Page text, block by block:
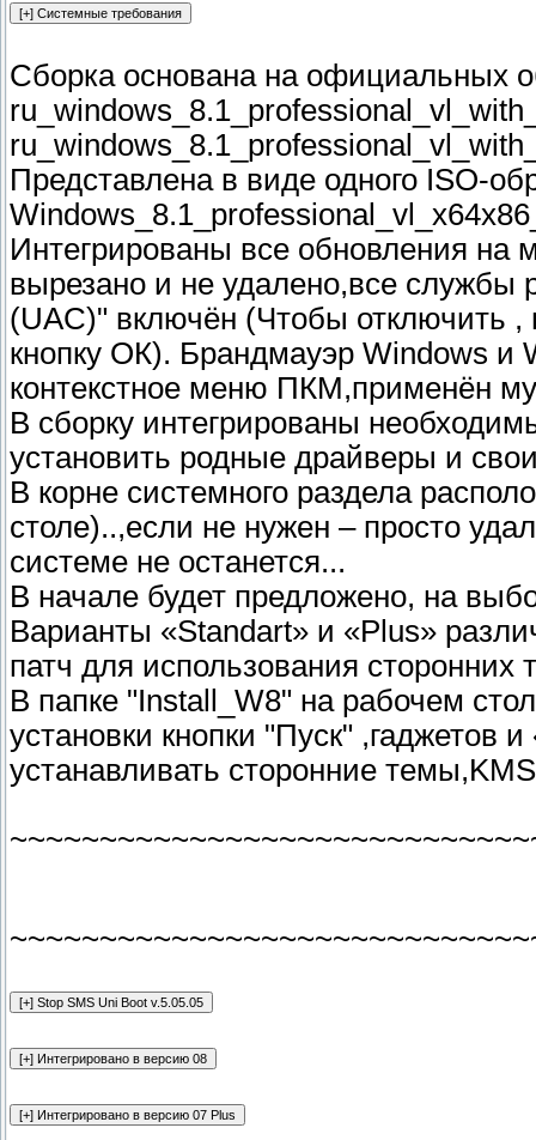
Сборка основана на официальных
Представлена в виде одного ISO-
Интегрированы все обновления на
вырезано и не удалено,все службы
(UAC)" включён (Чтобы отключить
кнопку ОК). Брандмауэр Windows и
контекстное меню ПКМ,применён
В сборку интегрированы
установить родные драйверы и
В корне системного раздела
столе)..,если не нужен – просто
системе не останется...
В начале будет предложено, на
Варианты «Standart» и «Plus»
патч для использования сторонних
В папке "Install_W8" на рабочем
установки кнопки "Пуск"
устанавливать сторонние